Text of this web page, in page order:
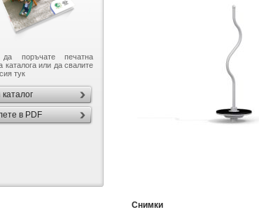
поръчате печатна
каталога или да свалите
тук
в PDF
Снимки